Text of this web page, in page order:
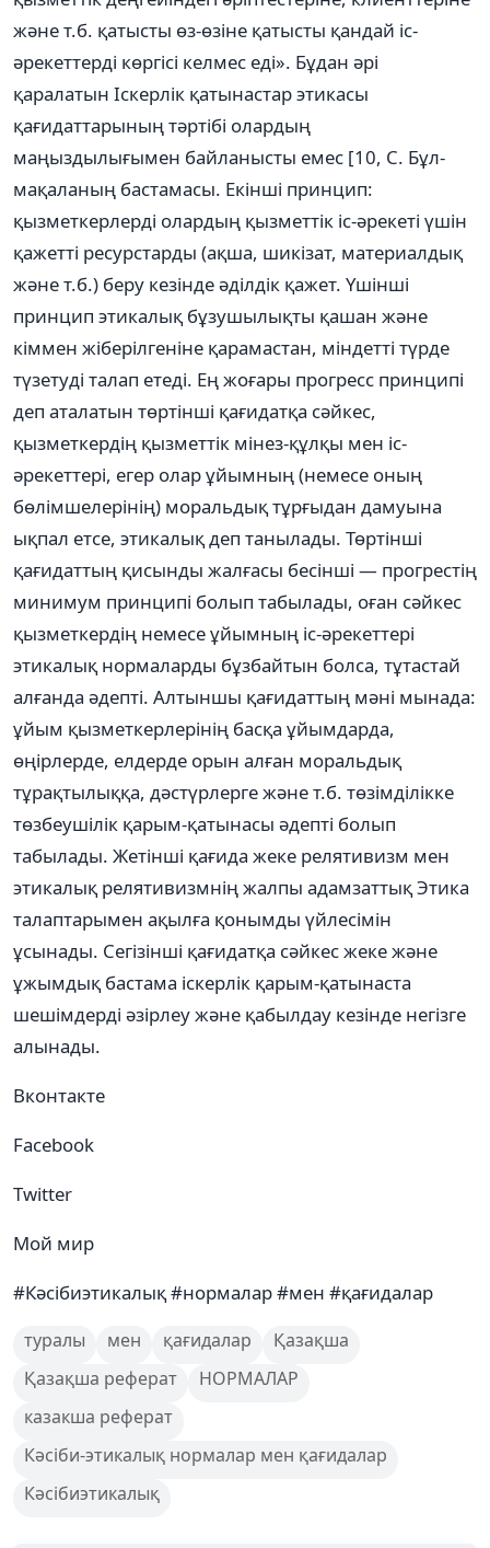
және т.б. қатысты өз-өзіне қатысты қандай іс-
әрекеттерді көргісі келмес еді». Бұдан әрі
қаралатын Іскерлік қатынастар этикасы
қағидаттарының тәртібі олардың
маңыздылығымен байланысты емес [10, С. Бұл-
мақаланың бастамасы. Екінші принцип:
қызметкерлерді олардың қызметтік іс-әрекеті үшін
қажетті ресурстарды (ақша, шикізат, материалдық
және т.б.) беру кезінде әділдік қажет. Үшінші
принцип этикалық бұзушылықты қашан және
кіммен жіберілгеніне қарамастан, міндетті түрде
түзетуді талап етеді. Ең жоғары прогресс принципі
деп аталатын төртінші қағидатқа сәйкес,
қызметкердің қызметтік мінез-құлқы мен іс-
әрекеттері, егер олар ұйымның (немесе оның
бөлімшелерінің) моральдық тұрғыдан дамуына
ықпал етсе, этикалық деп танылады. Төртінші
қағидаттың қисынды жалғасы бесінші — прогрестің
минимум принципі болып табылады, оған сәйкес
қызметкердің немесе ұйымның іс-әрекеттері
этикалық нормаларды бұзбайтын болса, тұтастай
алғанда әдепті. Алтыншы қағидаттың мәні мынада:
ұйым қызметкерлерінің басқа ұйымдарда,
өңірлерде, елдерде орын алған моральдық
тұрақтылыққа, дәстүрлерге және т.б. төзімділікке
төзбеушілік қарым-қатынасы әдепті болып
табылады. Жетінші қағида жеке релятивизм мен
этикалық релятивизмнің жалпы адамзаттық Этика
талаптарымен ақылға қонымды үйлесімін
ұсынады. Сегізінші қағидатқа сәйкес жеке және
ұжымдық бастама іскерлік қарым-қатынаста
шешімдерді әзірлеу және қабылдау кезінде негізге
алынады.
Вконтакте
Facebook
Twitter
Мой мир
#Кәсібиэтикалық #нормалар #мен #қағидалар
туралы мен қағидалар
Қазақша
Қазақша реферат
НОРМАЛАР
казакша реферат
Кәсіби-этикалық нормалар мен қағидалар
Кәсібиэтикалық